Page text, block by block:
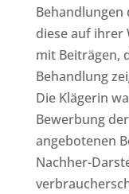
Behandlungen
diese auf ihrer
mit Beiträgen,
Behandlung
Die Klägerin
Bewerbung
angebotenen
Nachher-